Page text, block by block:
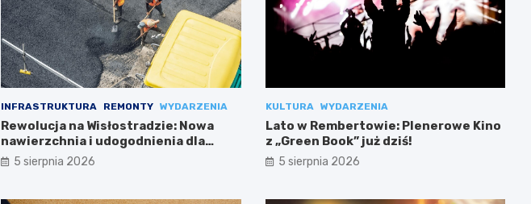
INFRASTRUKTURA REMONTY WYDARZENIA
Rewolucja na Wisłostradzie: Nowa
nawierzchnia i udogodnienia dla
kierowców
5 sierpnia 2026
KULTURA WYDARZENIA
Lato w Rembertowie: Plenerowe Kino
z „Green Book” już dziś!
5 sierpnia 2026